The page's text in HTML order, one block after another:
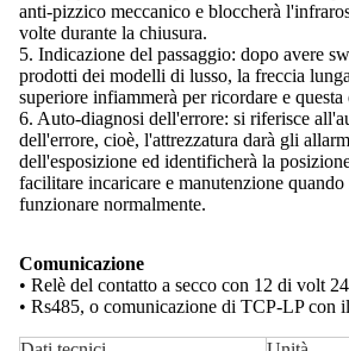
anti-pizzico meccanico e bloccherà
volte durante la chiusura.
5. Indicazione del passaggio: dopo avere
prodotti dei modelli di lusso, la freccia
superiore infiammerà per ricordare e
6. Auto-diagnosi dell'errore: si riferisce
dell'errore, cioè, l'attrezzatura darà gli
dell'esposizione ed identificherà la
facilitare incaricare e manutenzione quando
funzionare normalmente.
Comunicazione
• Relè del contatto a secco con 12 di volt
• Rs485, o comunicazione di TCP-LP con